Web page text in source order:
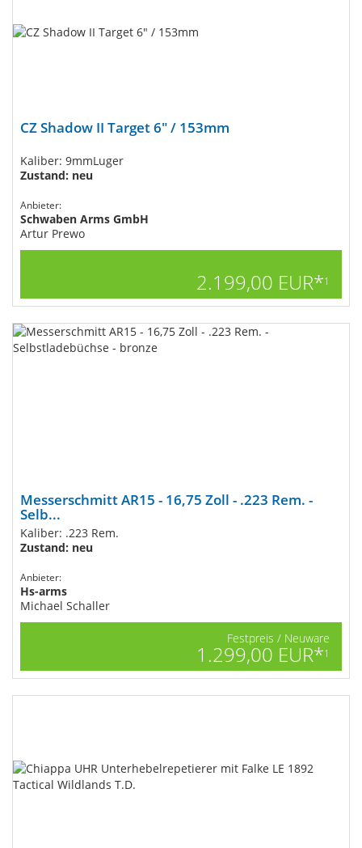
CZ Shadow II Target 6" / 153mm
Kaliber: 9mmLuger
Zustand: neu
Anbieter:
Schwaben Arms GmbH
Artur Prewo
2.199,00 EUR*1
Messerschmitt AR15 - 16,75 Zoll - .223 Rem. -
Selb...
Kaliber: .223 Rem.
Zustand: neu
Anbieter:
Hs-arms
Michael Schaller
Festpreis / Neuware
1.299,00 EUR*1